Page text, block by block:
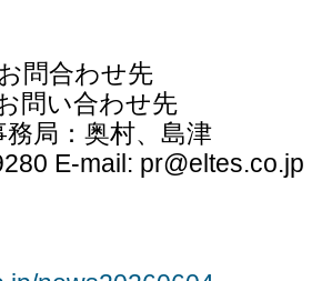
問合わせ先
問い合わせ先
局：奥村、島津
E-mail: pr@eltes.co.jp